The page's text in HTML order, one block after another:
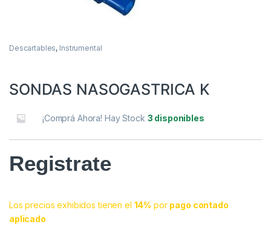
Descartables, Instrumental
SONDAS NASOGASTRICA K
¡Comprá Ahora! Hay Stock 3 disponibles
Registrate
Los precios exhibidos tienen el 14% por pago contado
aplicado